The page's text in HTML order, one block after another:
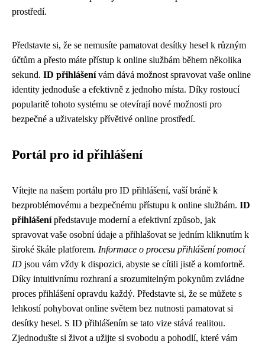
prostředí.
Představte si, že se nemusíte pamatovat desítky hesel k různým
účtům a přesto máte přístup k online službám během několika
sekund. ID přihlášenívám dává možnost spravovat vaše online
identity jednoduše a efektivně z jednoho místa. Díky rostoucí
popularitě tohoto systému se otevírají nové možnosti pro
bezpečné a uživatelsky přívětivé online prostředí.
Portál pro id přihlášení
Vítejte na našem portálu pro ID přihlášení, vaší bráně k
bezproblémovému a bezpečnému přístupu k online službám. ID
přihlášenípředstavuje moderní a efektivní způsob, jak
spravovat vaše osobní údaje a přihlašovat se jedním kliknutím k
široké škále platforem. Informace o procesu přihlášení pomocí
ID jsou vám vždy k dispozici, abyste se cítili jistě a komfortně.
Díky intuitivnímu rozhraní a srozumitelným pokynům zvládne
proces přihlášení opravdu každý. Představte si, že se můžete s
lehkostí pohybovat online světem bez nutnosti pamatovat si
desítky hesel. S ID přihlášením se tato vize stává realitou.
Zjednodušte si život a užijte si svobodu a pohodlí, které vám